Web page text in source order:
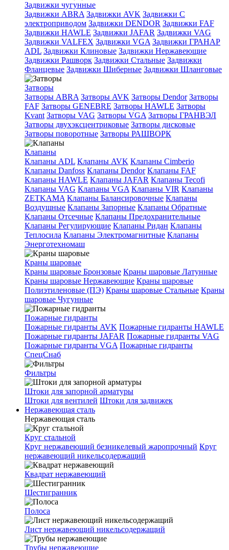
Задвижки чугунные
Задвижки ABRA Задвижки AVK Задвижки C
электроприводом Задвижки DENDOR Задвижки FAF
Задвижки HAWLE Задвижки JAFAR Задвижки VAG
Задвижки VALFEX Задвижки VGA Задвижки ГРАНАР
ADL Задвижки Клиновые Задвижки Нержавеющие
Задвижки Рашворк Задвижки Стальные Задвижки
Фланцевые Задвижки Шиберные Задвижки Шланговые
Затворы
Затворы ABRA Затворы AVK Затворы Dendor Затворы
FAF Затворы GENEBRE Затворы HAWLE Затворы
Kvant Затворы VAG Затворы VGA Затворы ГРАНВЭЛ
Затворы двухэксцентриковые Затворы дисковые
Затворы поворотные Затворы РАШВОРК
Клапаны
Клапаны ADL Клапаны AVK Клапаны Cimberio
Клапаны Danfoss Клапаны Dendor Клапаны FAF
Клапаны HAWLE Клапаны JAFAR Клапаны Tecofi
Клапаны VAG Клапаны VGA Клапаны VIR Клапаны
ZETKAMA Клапаны Балансировочные Клапаны
Воздушные Клапаны Запорные Клапаны Обратные
Клапаны Отсечные Клапаны Предохранительные
Клапаны Регулирующие Клапаны Ридан Клапаны
Теплосила Клапаны Электромагнитные Клапаны
Энерготехномаш
Краны шаровые
Краны шаровые Бронзовые Краны шаровые Латунные
Краны шаровые Нержавеющие Краны шаровые
Полиэтиленовые (ПЭ) Краны шаровые Стальные Краны
шаровые Чугунные
Пожарные гидранты
Пожарные гидранты AVK Пожарные гидранты HAWLE
Пожарные гидранты JAFAR Пожарные гидранты VAG
Пожарные гидранты VGA Пожарные гидранты
СпецСнаб
Фильтры
Штоки для запорной арматуры
Штоки для вентилей Штоки для задвижек
Нержавеющая сталь
Нержавеющая сталь
Круг стальной
Круг нержавеющий безникелевый жаропрочный Круг
нержавеющий никельсодержащий
Квадрат нержавеющий
Шестигранник
Полоса
Лист нержавеющий никельсодержащий
Трубы нержавеющие